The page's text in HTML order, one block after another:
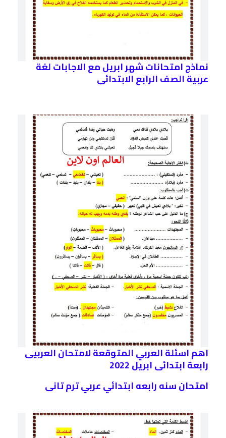
نماذج امتحانات شهر ابريل مع الاجابات لغة
عربية الصف الرابع الابتدائى
اهم اسئلة العربي المتوقعة لامتحان العربيى
رابعة ابتدائى ابريل 2022
امتحان سنه رابعه ابتدائي عربي ترم تانى